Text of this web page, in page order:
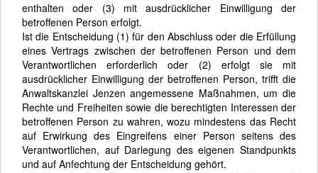
enthalten oder (3) mit ausdrücklicher Einwilligung der
betroffenen Person erfolgt.
Ist die Entscheidung (1) für den Abschluss oder die Erfüllung
eines Vertrags zwischen der betroffenen Person und dem
Verantwortlichen erforderlich oder (2) erfolgt sie mit
ausdrücklicher Einwilligung der betroffenen Person, trifft die
Anwaltskanzlei Jenzen angemessene Maßnahmen, um die
Rechte und Freiheiten sowie die berechtigten Interessen der
betroffenen Person zu wahren, wozu mindestens das Recht
auf Erwirkung des Eingreifens einer Person seitens des
Verantwortlichen, auf Darlegung des eigenen Standpunkts
und auf Anfechtung der Entscheidung gehört.